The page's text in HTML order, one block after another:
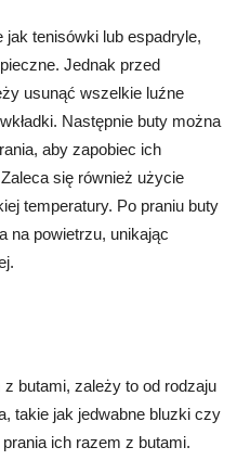
tenisówki lub espadryle,
Jednak przed
usunąć wszelkie luźne
Następnie buty można
aby zapobiec ich
się również użycie
temperatury. Po praniu buty
na powietrzu, unikając
butami, zależy to od rodzaju
takie jak jedwabne bluzki czy
ich razem z butami.